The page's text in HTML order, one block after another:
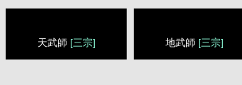
天武師 [三宗] 地武師 [三宗]